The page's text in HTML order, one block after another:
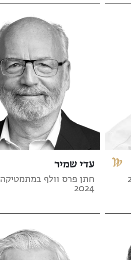
עדי שמיר
חתן פרס וולף במתמטיקה
2024